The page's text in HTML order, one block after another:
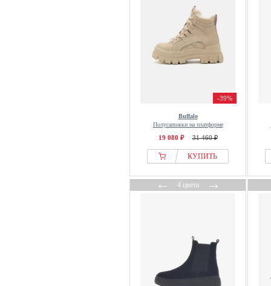
-39%
Buffalo
Полусапожки на платформе
19 080 ₽ 31 460 ₽
КУПИТЬ
←4 цвета→